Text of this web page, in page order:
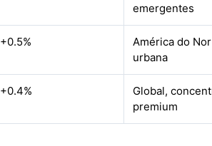
emergentes
+0.5%
América do
urbana
+0.4%
Global,
premium